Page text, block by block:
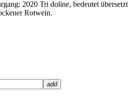
2020 Tri doline, bedeutet übersetzt
Rotwein.
add